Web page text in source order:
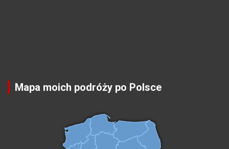
Mapa moich podróży po Polsce